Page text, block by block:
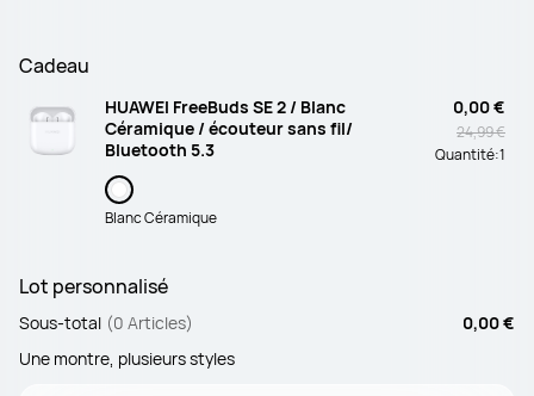
Cadeau
HUAWEI FreeBuds SE 2 / Blanc
Céramique / écouteur sans fil/
Bluetooth 5.3
Blanc Céramique
0,00 €
24,99 €
Quantité:1
Lot personnalisé
Sous-total (0 Articles)
0,00 €
Une montre, plusieurs styles